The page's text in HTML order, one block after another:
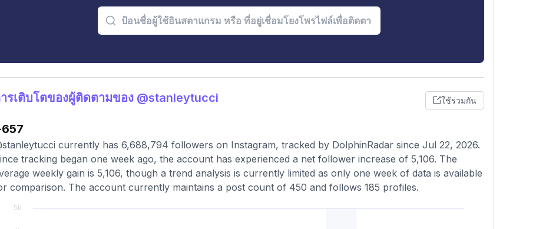
รเติบโตของผู้ติดตามของ @stanleytucci ใช้ร่วมกัน
currently has 6,688,794 followers on Instagram, tracked by DolphinRadar since Jul 22, 2026.
tracking began one week ago, the account has experienced a net follower increase of 5,106. The
weekly gain is 5,106, though a trend analysis is currently limited as only one week of data is available
comparison. The account currently maintains a post count of 450 and follows 185 profiles.